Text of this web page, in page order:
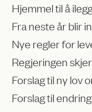
Hjemmel til å
Fra neste år blir
Nye regler for
Regjeringen
Forslag til ny lov
Forslag til